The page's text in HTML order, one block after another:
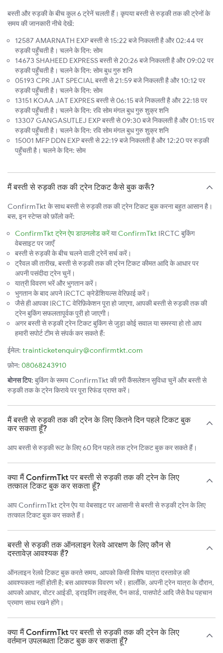
बस्ती और रुड़की के बीच कुल 6 ट्रेनें चलती हैं। कृपया बस्ती से रुड़की तक की ट्रेनों के
समय की जानकारी नीचे देखें:
12587 AMARNATH EXP बस्ती से 15:22 बजे निकलती है और 02:44 पर
रुड़की पहुँचती है। चलने के दिन: सोम
14673 SHAHEED EXPRESS बस्ती से 20:26 बजे निकलती है और 09:02 पर
रुड़की पहुँचती है। चलने के दिन: सोम बुध गुरु शनि
05193 CPR JAT SPECIAL बस्ती से 21:59 बजे निकलती है और 10:12 पर
रुड़की पहुँचती है। चलने के दिन: सोम
13151 KOAA JAT EXPRES बस्ती से 06:15 बजे निकलती है और 22:18 पर
रुड़की पहुँचती है। चलने के दिन: रवि सोम मंगल बुध गुरु शुक्र शनि
13307 GANGASUTLEJ EXP बस्ती से 09:30 बजे निकलती है और 01:15 पर
रुड़की पहुँचती है। चलने के दिन: रवि सोम मंगल बुध गुरु शुक्र शनि
15001 MFP DDN EXP बस्ती से 22:19 बजे निकलती है और 12:20 पर रुड़की
पहुँचती है। चलने के दिन: सोम
मैं बस्ती से रुड़की तक की ट्रेन टिकट कैसे बुक करूँ?
ConfirmTkt के साथ बस्ती से रुड़की तक की ट्रेन टिकट बुक करना बहुत आसान है।
बस, इन स्टेप्स को फ़ॉलो करें:
ConfirmTkt ट्रेन ऐप डाउनलोड करेंयाConfirmTkt IRCTC बुकिंग
वेबसाइट पर जाएँ
बस्ती से रुड़की के बीच चलने वाली ट्रेनें सर्च करें।
ट्रैवल की तारीख, बस्ती से रुड़की तक की ट्रेन टिकट कीमत आदि के आधार पर
अपनी पसंदीदा ट्रेन चुनें।
यात्री विवरण भरें और भुगतान करें।
भुगतान के बाद अपने IRCTC क्रेडेंशियल्स वेरिफ़ाई करें।
जैसे ही आपका IRCTC वेरिफ़िकेशन पूरा हो जाएगा, आपकी बस्ती से रुड़की तक की
ट्रेन बुकिंग सफलतापूर्वक पूरी हो जाएगी।
अगर बस्ती से रुड़की ट्रेन टिकट बुकिंग से जुड़ा कोई सवाल या समस्या हो तो आप
हमारी सपोर्ट टीम से संपर्क कर सकते हैं:
ईमेल: trainticketenquiry@confirmtkt.com
फ़ोन: 08068243910
बोनस टिप: बुकिंग के समय ConfirmTkt की फ़्री कैंसलेशन सुविधा चुनें और बस्ती से
रुड़की तक के ट्रेन किराये पर पूरा रिफंड प्राप्त करें।
मैं बस्ती से रुड़की तक की ट्रेन के लिए कितने दिन पहले टिकट बुक
कर सकता हूँ?
आप बस्ती से रुड़की रूट के लिए 60 दिन पहले तक ट्रेन टिकट बुक कर सकते हैं।
क्या मैं ConfirmTkt पर बस्ती से रुड़की तक की ट्रेन के लिए
तत्काल टिकट बुक कर सकता हूँ?
आप ConfirmTkt ट्रेन ऐप या वेबसाइट पर आसानी से बस्ती से रुड़की ट्रेन के लिए
तत्काल टिकट बुक कर सकते हैं।
बस्ती से रुड़की तक ऑनलाइन रेलवे आरक्षण के लिए कौन से
दस्तावेज़ आवश्यक हैं?
ऑनलाइन रेलवे टिकट बुक करते समय, आपको किसी विशेष यात्रा दस्तावेज़ की
आवश्यकता नहीं होती है; बस आवश्यक विवरण भरें। हालाँकि, अपनी ट्रेन यात्रा के दौरान,
आपको आधार, वोटर आईडी, ड्राइविंग लाइसेंस, पैन कार्ड, पासपोर्ट आदि जैसे वैध पहचान
प्रमाण साथ रखने होंगे।
क्या मैं ConfirmTkt पर बस्ती से रुड़की तक की ट्रेन के लिए
वर्तमान उपलब्धता टिकट बुक कर सकता हूँ?